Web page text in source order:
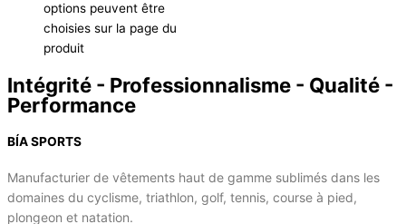
options peuvent être
choisies sur la page du
produit
Intégrité - Professionnalisme - Qualité -
Performance
BÍA SPORTS
Manufacturier de vêtements haut de gamme sublimés dans les
domaines du cyclisme, triathlon, golf, tennis, course à pied,
plongeon et natation.